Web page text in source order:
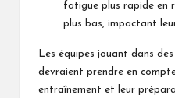
fatigue plus rapide en
plus bas, impactant
Les équipes jouant dans
devraient prendre en
entraînement et leur